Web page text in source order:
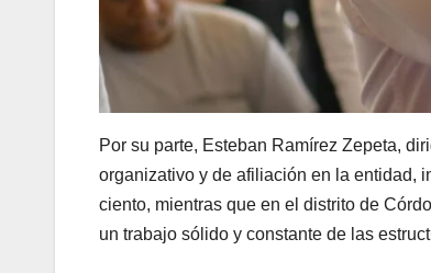
Por su parte, Esteban Ramírez Zepeta,
organizativo y de afiliación en la entidad,
ciento, mientras que en el distrito de
un trabajo sólido y constante de las